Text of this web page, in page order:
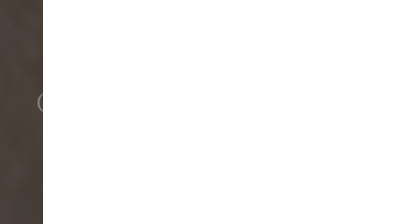
CONNECTING INNER